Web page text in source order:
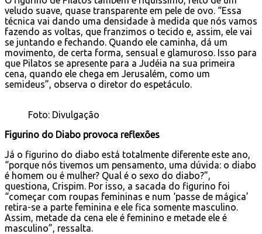
veludo suave, quase transparente em pele de ovo. “Essa
técnica vai dando uma densidade à medida que nós vamos
fazendo as voltas, que franzimos o tecido e, assim, ele vai
se juntando e fechando. Quando ele caminha, dá um
movimento, de certa forma, sensual e glamuroso. Isso para
que Pilatos se apresente para a Judéia na sua primeira
cena, quando ele chega em Jerusalém, como um
semideus”, observa o diretor do espetáculo.
Foto: Divulgação
Figurino do Diabo provoca reflexões
Já o figurino do diabo está totalmente diferente este ano,
“porque nós tivemos um pensamento, uma dúvida: o diabo
é homem ou é mulher? Qual é o sexo do diabo?”,
questiona, Crispim. Por isso, a sacada do figurino foi
“começar com roupas femininas e num ‘passe de mágica’
retira-se a parte feminina e ele fica somente masculino.
Assim, metade da cena ele é feminino e metade ele é
masculino”, ressalta.